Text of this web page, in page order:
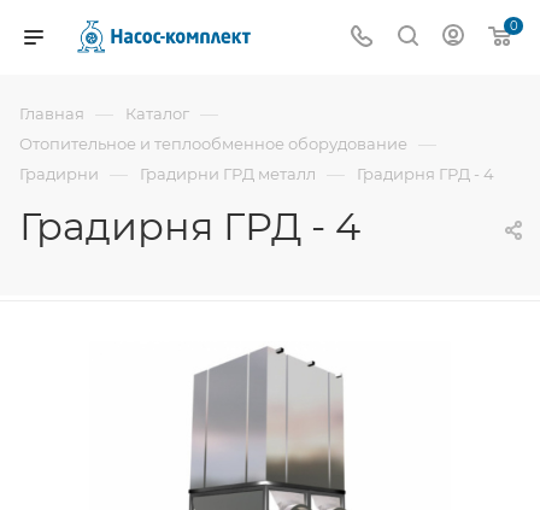
0
Главная — Каталог —
Отопительное и теплообменное оборудование —
Градирни — Градирни ГРД металл — Градирня ГРД - 4
Градирня ГРД - 4